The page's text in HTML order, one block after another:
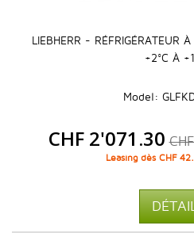
LIEBHERR - RÉFRIGÉRATEUR
+2°C À
Model:
CHF 2'071.30
Leasing dès CHF